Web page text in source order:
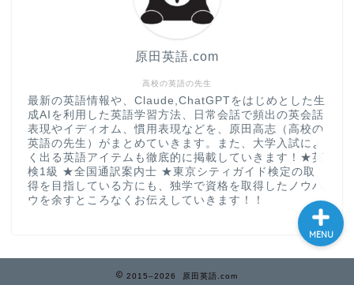
高校の英語の先生
原田英語.com
最新の英語情報や、Claude,ChatGPTをはじめとした生
成AIを利用した英語学習方法、日常会話で頻出の英会話
表現やイディオム、慣用表現などを、原田高志（高校の
英語の先生）がまとめていきます。また、大学入試によ
く出る英語アイテムも徹底的に掲載していきます！★英
検1級 ★全国通訳案内士 ★東京シティガイド検定の取
得を目指している方にも、独学で資格を取得したノウハ
ウを余すところなくお伝えしていきます！！
2015–2026 原田英語.com
MENU
英語名言・格言・カッコい
い英語＆素敵な英文フレー
CONTACT